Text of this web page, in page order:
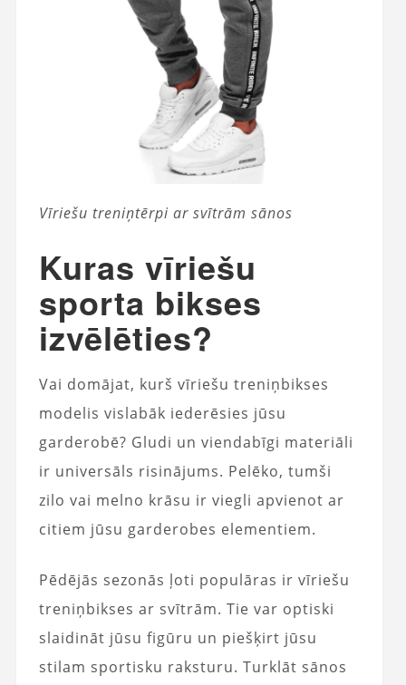
Vīriešu treniņtērpi ar svītrām sānos
Kuras vīriešu
sporta bikses
izvēlēties?
Vai domājat, kurš vīriešu treniņbikses
modelis vislabāk iederēsies jūsu
garderobē? Gludi un viendabīgi materiāli
ir universāls risinājums. Pelēko, tumši
zilo vai melno krāsu ir viegli apvienot ar
citiem jūsu garderobes elementiem.
Pēdējās sezonās ļoti populāras ir vīriešu
treniņbikses ar svītrām. Tie var optiski
slaidināt jūsu figūru un piešķirt jūsu
stilam sportisku raksturu. Turklāt sānos